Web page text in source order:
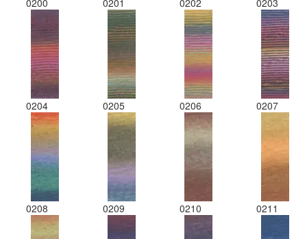
0200 0201 0202 0203
0204 0205 0206 0207
0208 0209 0210 0211